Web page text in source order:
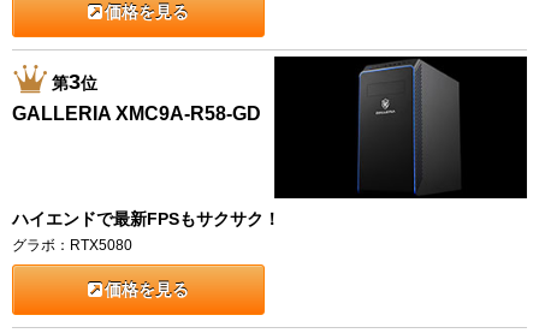
価格を見る
第3位
GALLERIA XMC9A-R58-GD
ハイエンドで最新FPSもサクサク！
グラボ：RTX5080
価格を見る